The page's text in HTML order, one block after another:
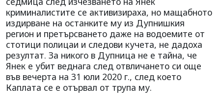
криминалистите се активизираха, но мащабното
издирване на останките му из Дупнишкия
регион и претърсването даже на водоемите от
стотици полицаи и следови кучета, не дадоха
резултат. За никого в Дупница не е тайна, че
Янек е убит веднага след отвличането си още
във вечерта на 31 юли 2020 г., след което
Каплата се е отървал от трупа му.